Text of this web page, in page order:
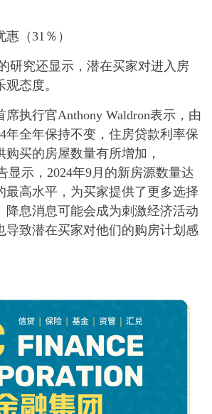
（31％）
研究还显示，潜在买家对进入房
态度。
席执行官Anthony Waldron表示，由
年全年保持不变，住房贷款利率保
买的房屋数量有所增加，
显示，2024年9月的新房源数量达
最高水平，为买家提供了更多选择
降息消息可能会成为刺激经济活动
导致潜在买家对他们的购房计划感